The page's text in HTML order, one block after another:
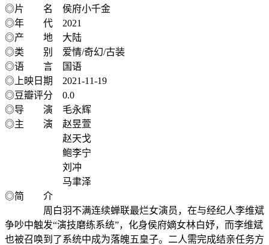
◎片 名 侯府小千金
◎年 代 2021
◎产 地 大陆
◎类 别 爱情/奇幻/古装
◎语 言 国语
◎上映日期 2021-11-19
◎豆瓣评分 0.0
◎导 演 毛永辉
◎主 演 赵昱萱
赵天戈
鲍李宁
刘冲
马聿泽
◎简 介
周白羽不满连续蝉联最烂女演员，在与经纪人李维斌
争吵中触发“演技磨练系统”，化身侯府嫡女林白妤，而李维斌
也被召唤到了系统中成为落魄五皇子。二人需完成结亲任务方